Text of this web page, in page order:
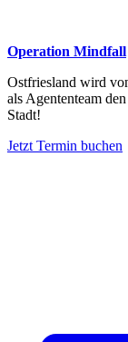
Operation Mindfall
Ostfriesland wird
als Agententeam
Stadt!
Jetzt Termin buchen